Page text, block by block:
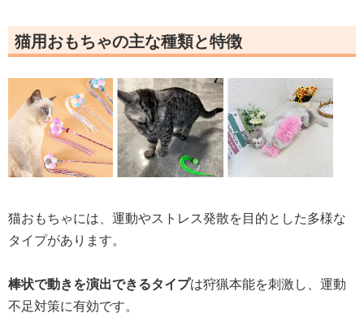
猫用おもちゃの主な種類と特徴
猫おもちゃには、運動やストレス発散を目的とした多様な
タイプがあります。
棒状で動きを演出できるタイプは狩猟本能を刺激し、運動
不足対策に有効です。